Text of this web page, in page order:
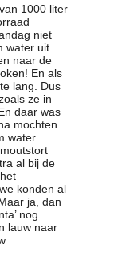
1000 liter
niet
water uit
naar de
En als
lang. Dus
ze in
daar was
mochten
water
al bij de
konden al
ja, dan
nog
lauw naar